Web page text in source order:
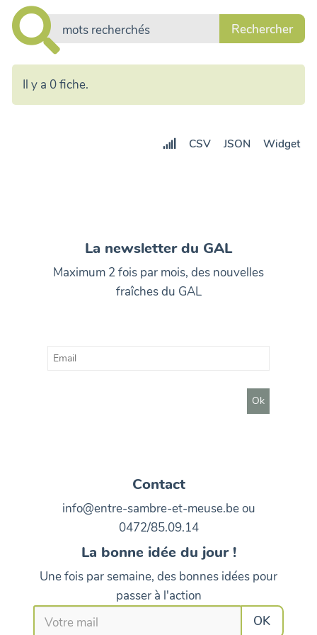
Il y a 0 fiche.
CSV JSON Widget
La newsletter du GAL
Maximum 2 fois par mois, des nouvelles
fraîches du GAL
Contact
info@entre-sambre-et-meuse.be ou
0472/85.09.14
La bonne idée du jour !
Une fois par semaine, des bonnes idées pour
passer à l'action